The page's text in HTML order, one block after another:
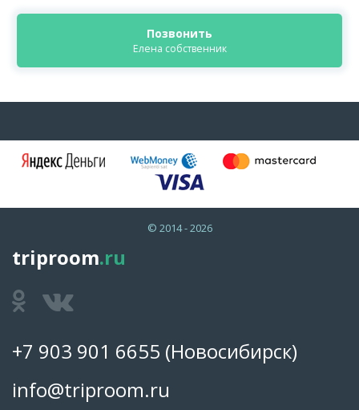
Позвонить
Елена собственник
© 2014 - 2026
triproom.ru
+7 903 901 6655 (Новосибирск)
info@triproom.ru